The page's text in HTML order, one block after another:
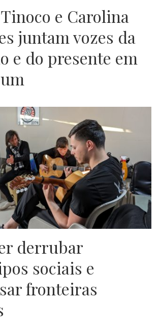
e Carolina
juntam vozes da
e do presente em
derrubar
sociais e
fronteiras